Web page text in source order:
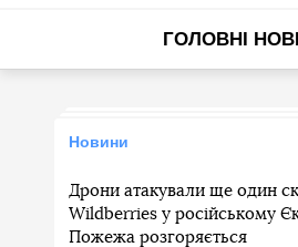
ГОЛОВНІ
Новини
Дрони атакували ще один
Wildberries у російському
Пожежа розгоряється